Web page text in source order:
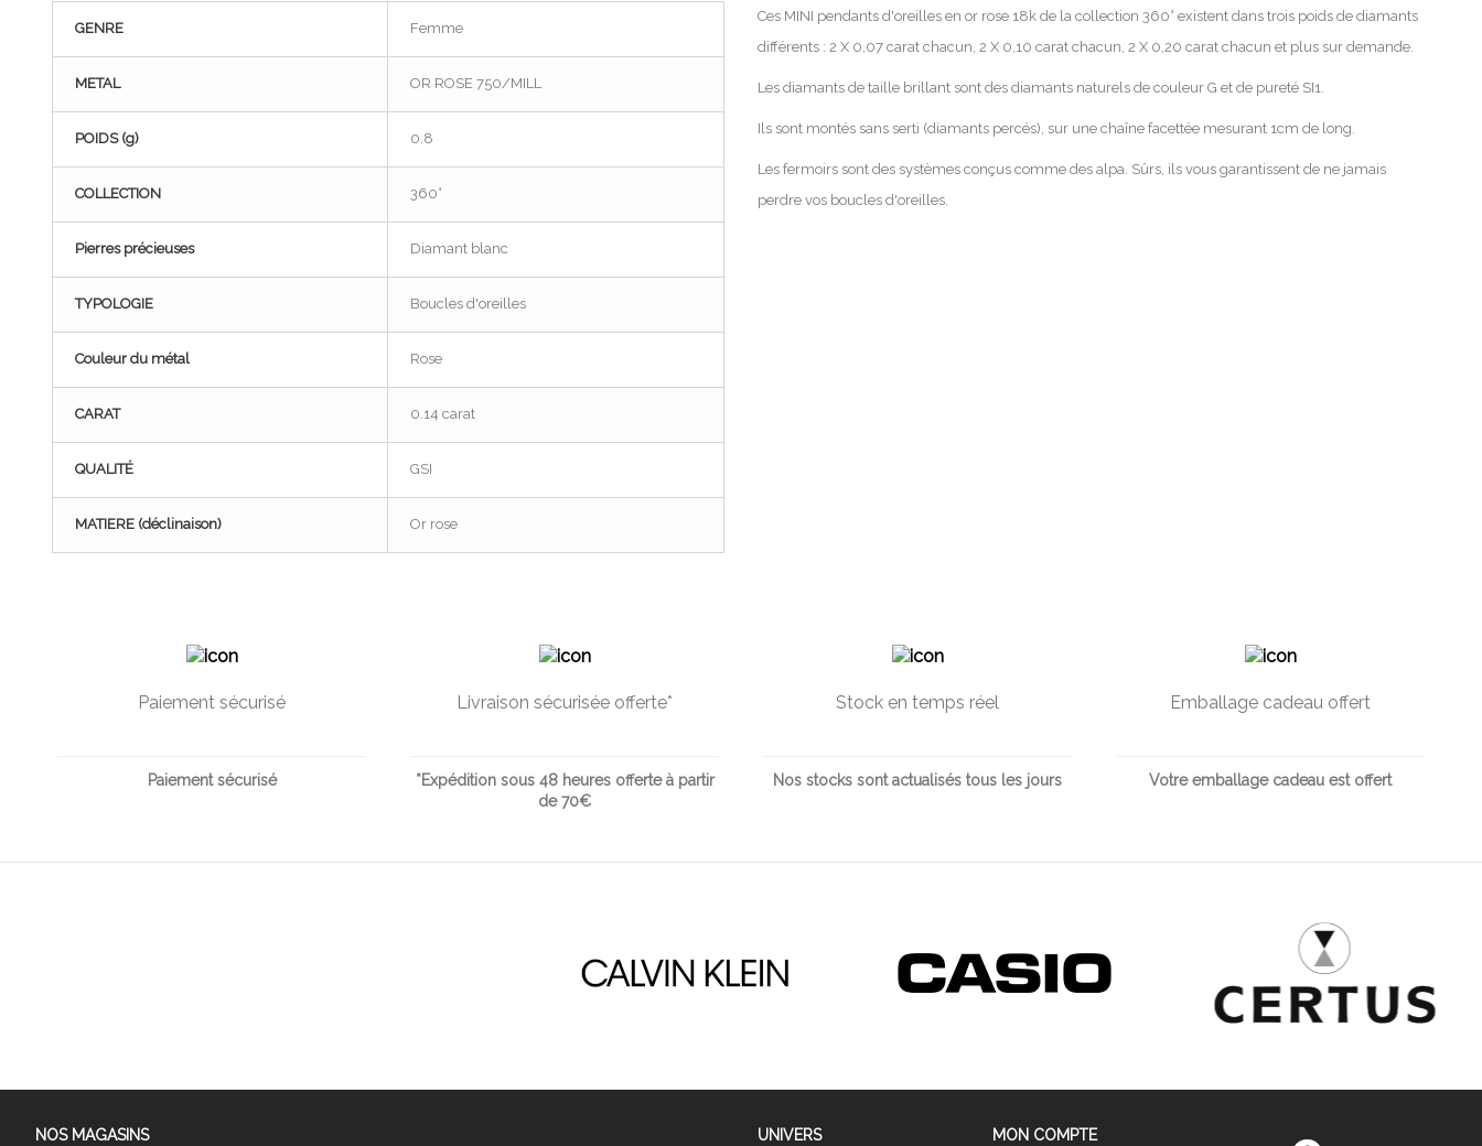
GENRE Femme
METAL OR ROSE 750/MILL
POIDS (g) 0.8
COLLECTION 360°
Pierres précieuses Diamant blanc
TYPOLOGIE Boucles d'oreilles
Couleur du métal Rose
CARAT 0.14 carat
QUALITÉ GSI
MATIERE (déclinaison) Or rose
Ces MINI pendants d'oreilles en or rose 18k de la collection 360° existent dans trois poids de diamants
différents : 2 X 0,07 carat chacun, 2 X 0,10 carat chacun, 2 X 0,20 carat chacun et plus sur demande.
Les diamants de taille brillant sont des diamants naturels de couleur G et de pureté SI1.
Ils sont montés sans serti (diamants percés), sur une chaîne facettée mesurant 1cm de long.
Les fermoirs sont des systèmes conçus comme des alpa. Sûrs, ils vous garantissent de ne jamais
perdre vos boucles d'oreilles.
Paiement sécurisé
Paiement sécurisé
Livraison sécurisée offerte*
*Expédition sous 48 heures offerte à partir
de 70€
Stock en temps réel
Nos stocks sont actualisés tous les jours
Emballage cadeau offert
Votre emballage cadeau est offert
NOS MAGASINS UNIVERS MON COMPTE